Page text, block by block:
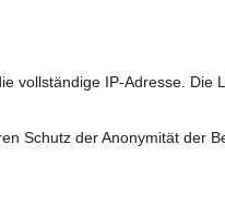
vollständige IP-Adresse. Die
Schutz der Anonymität der